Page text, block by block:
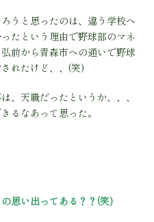
うと思ったのは、違う学校へ
たという理由で野球部のマネ
前から青森市への通いで野球
れたけど、、(笑)
、天職だったというか、、、
るなあって思った。
思い出ってある？？(笑)